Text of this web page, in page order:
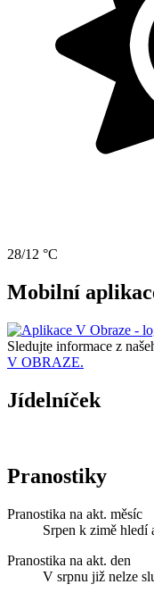
28/12 °C
Mobilní
Sledujte informace z
V OBRAZE.
Jídelníček
Pranostiky
Pranostika na akt. měsíc
Srpen k zimě hledí
Pranostika na akt. den
V srpnu již nelze